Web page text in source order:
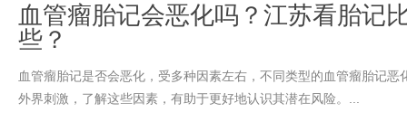
血管瘤胎记会恶化吗？江苏看胎记
些？
血管瘤胎记是否会恶化，受多种因素左右，不同类型的血管瘤胎记
外界刺激，了解这些因素，有助于更好地认识其潜在风险。​...